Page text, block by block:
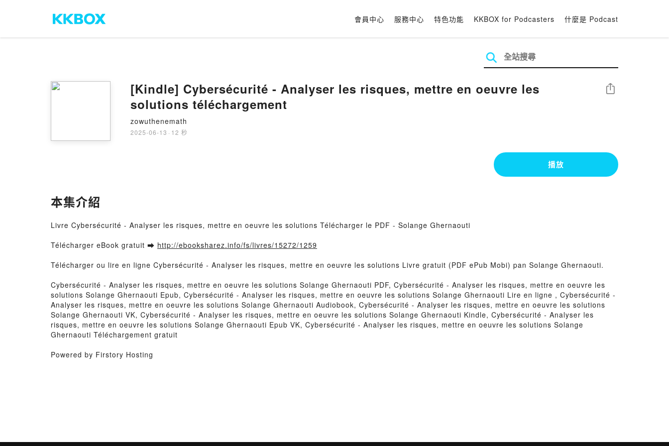
會員中心 服務中心 特色功能 KKBOX for Podcasters 什麼是 Podcast
[Kindle] Cybersécurité - Analyser les risques, mettre en oeuvre les
solutions téléchargement
zowuthenemath
2025-06-13 · 12 秒
分享
播放
本集介紹
Livre Cybersécurité - Analyser les risques, mettre en oeuvre les solutions Télécharger le PDF - Solange Ghernaouti
Télécharger eBook gratuit ➡ http://ebooksharez.info/fs/livres/15272/1259
Télécharger ou lire en ligne Cybersécurité - Analyser les risques, mettre en oeuvre les solutions Livre gratuit (PDF ePub Mobi) pan Solange Ghernaouti.
Cybersécurité - Analyser les risques, mettre en oeuvre les solutions Solange Ghernaouti PDF, Cybersécurité - Analyser les risques, mettre en oeuvre les
solutions Solange Ghernaouti Epub, Cybersécurité - Analyser les risques, mettre en oeuvre les solutions Solange Ghernaouti Lire en ligne , Cybersécurité -
Analyser les risques, mettre en oeuvre les solutions Solange Ghernaouti Audiobook, Cybersécurité - Analyser les risques, mettre en oeuvre les solutions
Solange Ghernaouti VK, Cybersécurité - Analyser les risques, mettre en oeuvre les solutions Solange Ghernaouti Kindle, Cybersécurité - Analyser les
risques, mettre en oeuvre les solutions Solange Ghernaouti Epub VK, Cybersécurité - Analyser les risques, mettre en oeuvre les solutions Solange
Ghernaouti Téléchargement gratuit
Powered by Firstory Hosting